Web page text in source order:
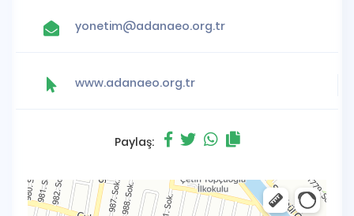
yonetim@adanaeo.org.tr
www.adanaeo.org.tr
Paylaş: